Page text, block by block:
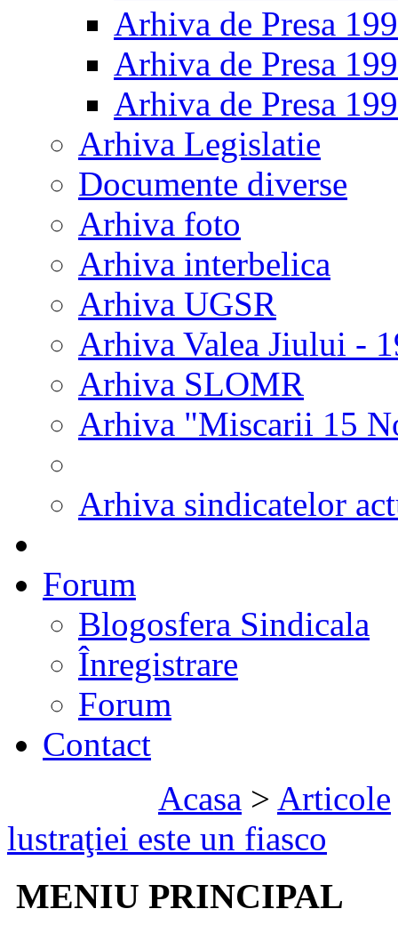
Arhiva de Presa
Arhiva de Presa
Arhiva de Presa
Arhiva Legislatie
Documente diverse
Arhiva foto
Arhiva interbelica
Arhiva UGSR
Arhiva Valea Jiului -
Arhiva SLOMR
Arhiva "Miscarii 15
Arhiva sindicatelor
Forum
Blogosfera Sindicala
Înregistrare
Forum
Contact
Acasa > Articole
lustraţiei este un fiasco
MENIU PRINCIPAL